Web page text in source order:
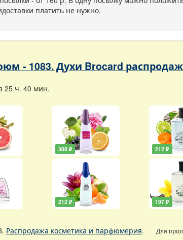
платить не нужно.
- 1083. Духи Brocard
25 ч. 40 мин.
308 ₽
212 ₽
212 ₽
197 ₽
Распродажа косметика и парфюмерия. Для